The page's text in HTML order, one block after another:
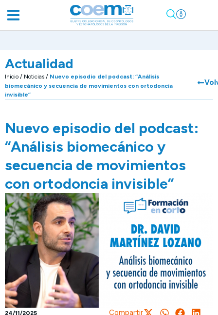
Actualidad
Inicio / Noticias / Nuevo episodio del podcast: “Análisis
biomecánico y secuencia de movimientos con ortodoncia
invisible”
Nuevo episodio del podcast:
“Análisis biomecánico y
secuencia de movimientos
con ortodoncia invisible”
24/11/2025 Compartir